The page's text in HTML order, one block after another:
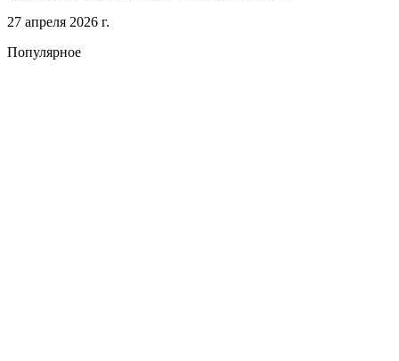
27 апреля 2026 г.
Популярное